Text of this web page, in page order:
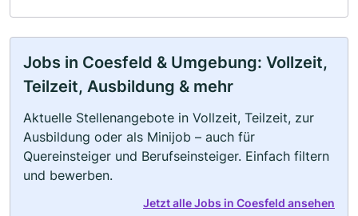
Jobs in Coesfeld & Umgebung: Vollzeit,
Teilzeit, Ausbildung & mehr
Aktuelle Stellenangebote in Vollzeit, Teilzeit, zur
Ausbildung oder als Minijob – auch für
Quereinsteiger und Berufseinsteiger. Einfach filtern
und bewerben.
Jetzt alle Jobs in Coesfeld ansehen